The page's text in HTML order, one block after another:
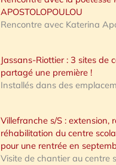
APOSTOLOPOULOU
Rencontre avec Katerina
Jassans-Riottier : 3 sites de
partagé une première !
Installés dans des
Villefranche s/S : extension,
réhabilitation du centre
pour une rentrée en
Visite de chantier au centre